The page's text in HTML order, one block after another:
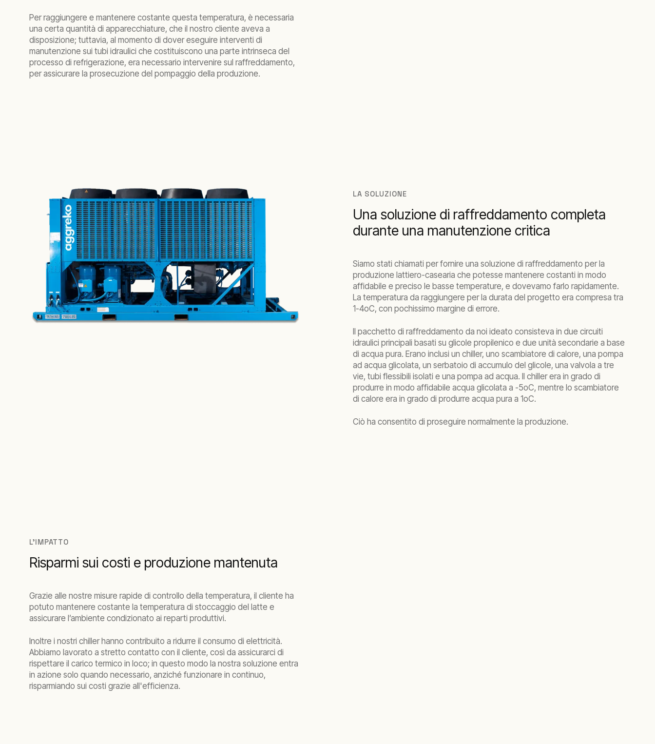
Per raggiungere e mantenere costante questa temperatura, è necessaria
una certa quantità di apparecchiature, che il nostro cliente aveva a
disposizione; tuttavia, al momento di dover eseguire interventi di
manutenzione sui tubi idraulici che costituiscono una parte intrinseca del
processo di refrigerazione, era necessario intervenire sul raffreddamento,
per assicurare la prosecuzione del pompaggio della produzione.
LA SOLUZIONE
Una soluzione di raffreddamento completa
durante una manutenzione critica
Siamo stati chiamati per fornire una soluzione di raffreddamento per la
produzione lattiero-casearia che potesse mantenere costanti in modo
affidabile e preciso le basse temperature, e dovevamo farlo rapidamente.
La temperatura da raggiungere per la durata del progetto era compresa tra
1-4oC, con pochissimo margine di errore.
Il pacchetto di raffreddamento da noi ideato consisteva in due circuiti
idraulici principali basati su glicole propilenico e due unità secondarie a base
di acqua pura. Erano inclusi un chiller, uno scambiatore di calore, una pompa
ad acqua glicolata, un serbatoio di accumulo del glicole, una valvola a tre
vie, tubi flessibili isolati e una pompa ad acqua. Il chiller era in grado di
produrre in modo affidabile acqua glicolata a -5oC, mentre lo scambiatore
di calore era in grado di produrre acqua pura a 1oC.
Ciò ha consentito di proseguire normalmente la produzione.
L'IMPATTO
Risparmi sui costi e produzione mantenuta
Grazie alle nostre misure rapide di controllo della temperatura, il cliente ha
potuto mantenere costante la temperatura di stoccaggio del latte e
assicurare l’ambiente condizionato ai reparti produttivi.
Inoltre i nostri chiller hanno contribuito a ridurre il consumo di elettricità.
Abbiamo lavorato a stretto contatto con il cliente, così da assicurarci di
rispettare il carico termico in loco; in questo modo la nostra soluzione entra
in azione solo quando necessario, anziché funzionare in continuo,
risparmiando sui costi grazie all'efficienza.